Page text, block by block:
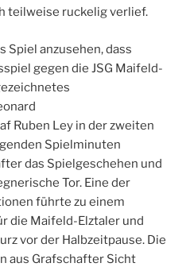
teilweise ruckelig verlief.
Spiel anzusehen, dass
gegen die JSG Maifeld-
Ruben Ley in der zweiten
Spielminuten
das Spielgeschehen und
Tor. Eine der
führte zu einem
die Maifeld-Elztaler und
vor der Halbzeitpause. Die
aus Grafschafter Sicht